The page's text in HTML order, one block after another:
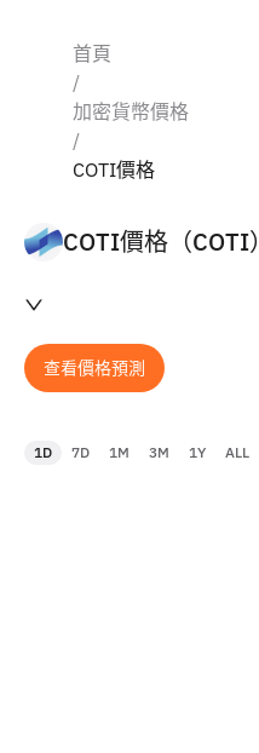
首頁
/
加密貨幣價格
/
COTI價格
COTI價格（COTI）
查看價格預測
1D 7D 1M 3M 1Y ALL